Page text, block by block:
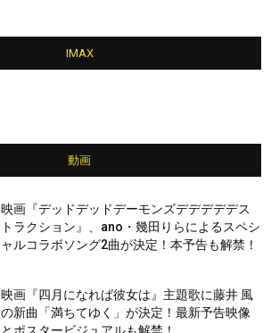
IMAX
動画
映画『デッドデッドデーモンズデデデデデス
トラクション』、ano・幾田りらによるスペシ
ャルコラボソング2曲が決定！本予告も解禁！
映画『四月になれば彼女は』主題歌に藤井 風
の新曲「満ちてゆく」が決定！最新予告映像